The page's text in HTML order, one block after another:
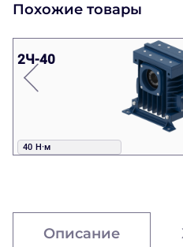
Похожие товары
2Ч-40
40 Н·м
Описание